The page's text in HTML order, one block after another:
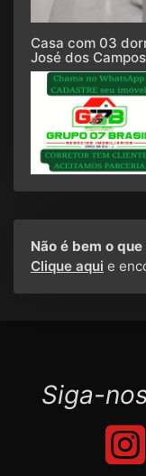
Casa com 03
José dos Campos
Não é bem o
Clique aqui e
Siga-